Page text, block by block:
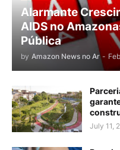
Alarmante
AIDS no
Pública
by Amazon News no Ar -
July 11,